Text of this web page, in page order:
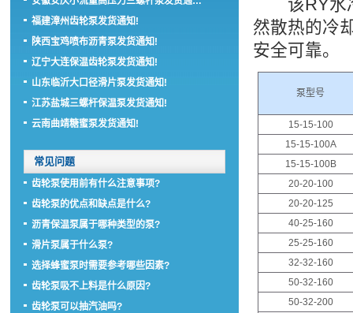
该RY水
然散热的冷
安全可靠。
泵型号
15-15-100
15-15-100A
15-15-100B
20-20-100
20-20-125
40-25-160
25-25-160
32-32-160
50-32-160
50-32-200
福建漳州齿轮泵发货通知!
陕西宝鸡喷布沥青泵发货通知!
辽宁大连保温齿轮泵发货通知!
山东临沂大口径滑片泵发货通知!
江苏盐城三螺杆保温泵发货通知!
云南曲靖糖蜜泵发货通知!
常见问题
齿轮泵使用前有什么注意事项?
齿轮泵的优点和缺点是什么?
沥青保温泵属于哪种类型的泵?
滑片泵属于什么泵?
选择蜂蜜泵时需要参考哪些因素?
齿轮泵吸不上料是什么原因?
齿轮泵可以抽汽油吗?